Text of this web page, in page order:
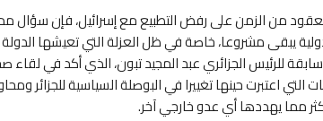
لعقود من الزمن على رفض التطبيع مع إسرائيل، فإن
يبقى مشروعا، خاصة في ظل العزلة التي تعيشها الدولة
للرئيس الجزائري عبد المجيد تبون، الذي أكد في لقاء
التي اعتبرت حينها تغييرا في البوصلة السياسية للجزائر
مما يهددها أي عدو خارجي آخر.